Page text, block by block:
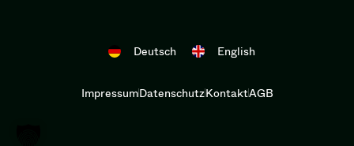
Deutsch English
ImpressumDatenschutzKontaktAGB